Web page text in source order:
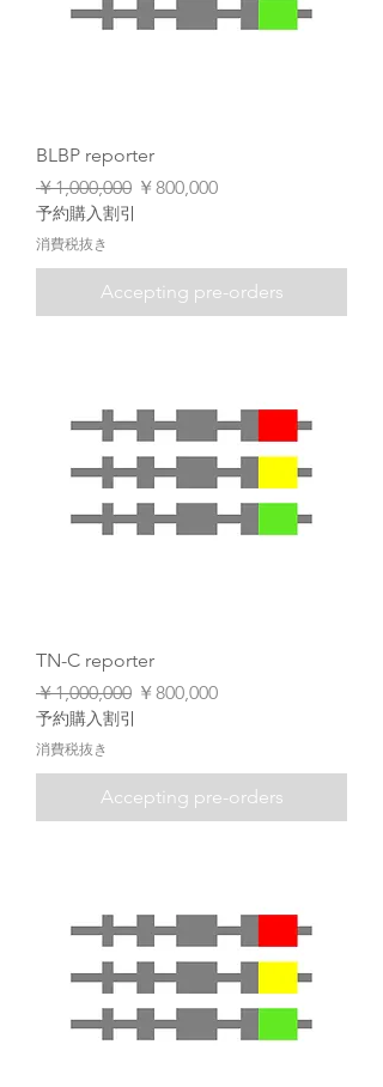
BLBP reporter
通常価格
￥1,000,000 セール価格
￥800,000
予約購入割引
消費税抜き
Accepting pre-orders
TN-C reporter
通常価格
￥1,000,000 セール価格
￥800,000
予約購入割引
消費税抜き
Accepting pre-orders